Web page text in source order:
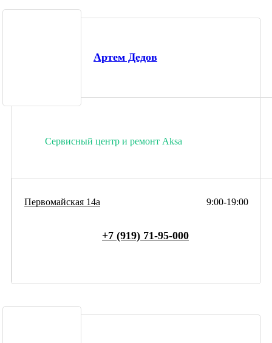
Артем Дедов
Сервисный центр и ремонт Aksa
9:00-19:00
Первомайская 14а
+7 (919) 71-95-000